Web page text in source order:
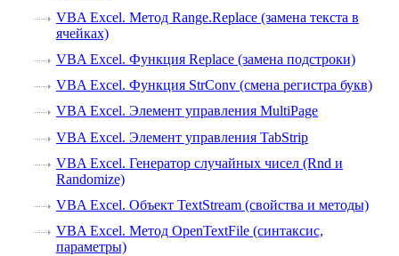
VBA Excel. Метод Range.Replace (замена текста в
ячейках)
VBA Excel. Функция Replace (замена подстроки)
VBA Excel. Функция StrConv (смена регистра букв)
VBA Excel. Элемент управления MultiPage
VBA Excel. Элемент управления TabStrip
VBA Excel. Генератор случайных чисел (Rnd и
Randomize)
VBA Excel. Объект TextStream (свойства и методы)
VBA Excel. Метод OpenTextFile (синтаксис,
параметры)